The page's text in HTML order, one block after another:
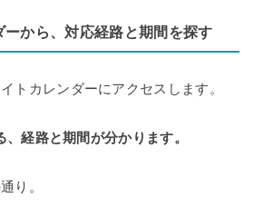
ーから、対応経路と期間を探す
トカレンダーにアクセスします。
、経路と期間が分かります。
り。